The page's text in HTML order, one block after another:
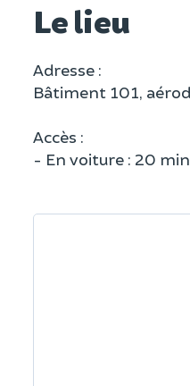
Le lieu
Adresse :
Bâtiment 101,
Accès :
- En voiture : 20